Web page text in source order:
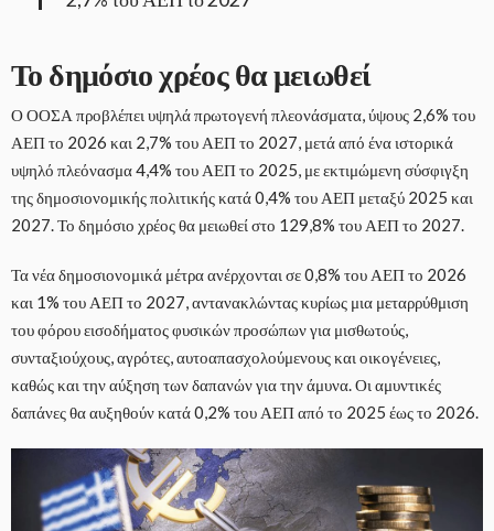
Το δημόσιο χρέος θα μειωθεί
Ο ΟΟΣΑ προβλέπει υψηλά πρωτογενή πλεονάσματα, ύψους 2,6% του
ΑΕΠ το 2026 και 2,7% του ΑΕΠ το 2027, μετά από ένα ιστορικά
υψηλό πλεόνασμα 4,4% του ΑΕΠ το 2025, με εκτιμώμενη σύσφιγξη
της δημοσιονομικής πολιτικής κατά 0,4% του ΑΕΠ μεταξύ 2025 και
2027. Το δημόσιο χρέος θα μειωθεί στο 129,8% του ΑΕΠ το 2027.
Τα νέα δημοσιονομικά μέτρα ανέρχονται σε 0,8% του ΑΕΠ το 2026
και 1% του ΑΕΠ το 2027, αντανακλώντας κυρίως μια μεταρρύθμιση
του φόρου εισοδήματος φυσικών προσώπων για μισθωτούς,
συνταξιούχους, αγρότες, αυτοαπασχολούμενους και οικογένειες,
καθώς και την αύξηση των δαπανών για την άμυνα. Οι αμυντικές
δαπάνες θα αυξηθούν κατά 0,2% του ΑΕΠ από το 2025 έως το 2026.